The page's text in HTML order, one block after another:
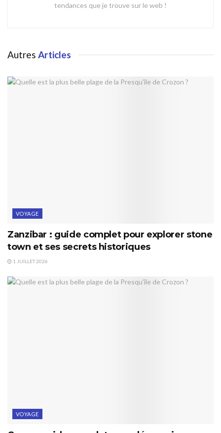
tendances que je trouve sur le web !
Autres Articles
VOYAGE
Zanzibar : guide complet pour explorer stone
town et ses secrets historiques
1 JUILLET 2026
VOYAGE